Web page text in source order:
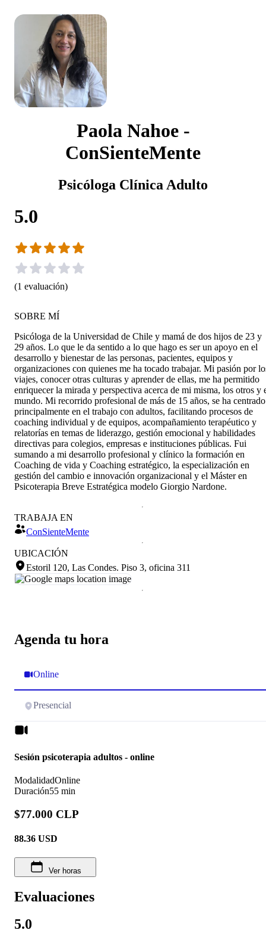
Paola Nahoe -
ConSienteMente
Psicóloga Clínica Adulto
5.0
(1 evaluación)
Agenda tu hora
Online
Presencial
Sesión psicoterapia adultos - online
ModalidadOnline
Duración55 min
$77.000 CLP
88.36 USD
Ver horas
Evaluaciones
5.0
SOBRE MÍ
Psicóloga de la Universidad de Chile y mamá de dos hijos de 23 y
29 años. Lo que le da sentido a lo que hago es ser un apoyo en el
desarrollo y bienestar de las personas, pacientes, equipos y
organizaciones con quienes me ha tocado trabajar. Mi pasión por
viajes, conocer otras culturas y aprender de ellas, me ha permitido
enriquecer la mirada y perspectiva acerca de mi misma, los otros y
mundo. Mi recorrido profesional de más de 15 años, se ha centrado
principalmente en el trabajo con adultos, facilitando procesos de
coaching individual y de equipos, acompañamiento terapéutico y
relatorías en temas de liderazgo, gestión emocional y habilidades
directivas para colegios, empresas e instituciones públicas. Fui
sumando a mi desarrollo profesional y clínico la formación en
Coaching de vida y Coaching estratégico, la especialización en
gestión del cambio e innovación organizacional y el Máster en
Psicoterapia Breve Estratégica modelo Giorgio Nardone.
TRABAJA EN
ConSienteMente
UBICACIÓN
Estoril 120, Las Condes. Piso 3, oficina 311